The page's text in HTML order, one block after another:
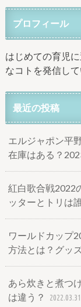
プロフィール
はじめての育児
なコトを発信し
最近の投稿
エルジャポン平
在庫はある？
紅白歌合戦2022
ッターとトリは
ワールドカップ
方法とは？グッ
あら炊きと煮つ
は違う？
2022.03.31